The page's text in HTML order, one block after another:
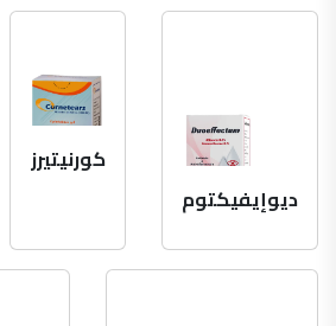
ديوإيفيكتوم
كورنيتيرز